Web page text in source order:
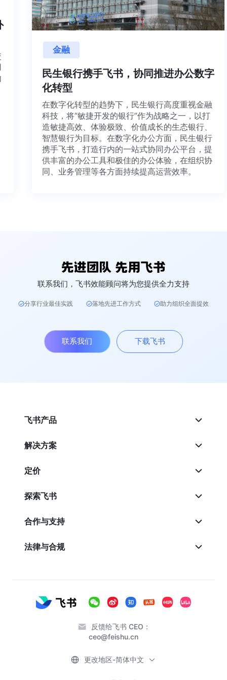
金融
民生银行携手飞书，协同推进办公数字
化转型
在数字化转型的趋势下，民生银行高度重视金融
科技，将“敏捷开发的银行”作为战略之一，以打
造敏捷高效、体验极致、价值成长的生态银行、
智慧银行为目标。在数字化办公方面，民生银行
携手飞书，打造行内的一站式协同办公平台，提
供丰富的办公工具和极佳的办公体验，在组织协
同、业务管理等各方面持续提高运营效率。
联系我们，飞书效能顾问将为您提供全力支持
分享行业最佳实践 落地先进工作方式 助力组织全面提效
联系我们 下载飞书
飞书产品
解决方案
定价
探索飞书
合作与支持
法律与合规
反馈给飞书 CEO：
ceo@feishu.cn
更改地区-简体中文